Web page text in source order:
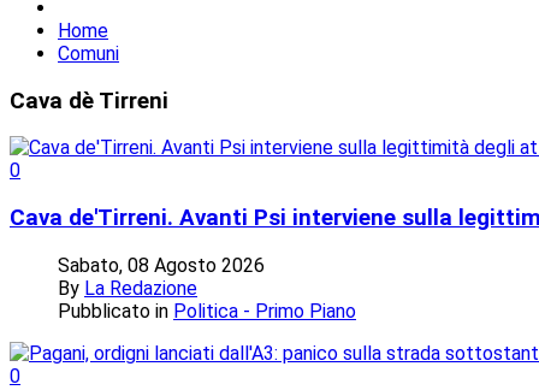
Home
Comuni
Cava dè Tirreni
0
Cava de'Tirreni. Avanti Psi interviene sulla
Sabato, 08 Agosto 2026
By La Redazione
Pubblicato in Politica - Primo Piano
0